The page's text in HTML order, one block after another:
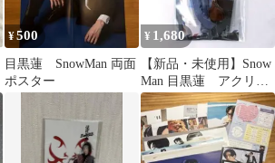
¥500
目黒蓮 SnowMan 両面
ポスター
¥ 1,680
【新品・未使用】Snow
Man 目黒蓮 アクリル
スタンド